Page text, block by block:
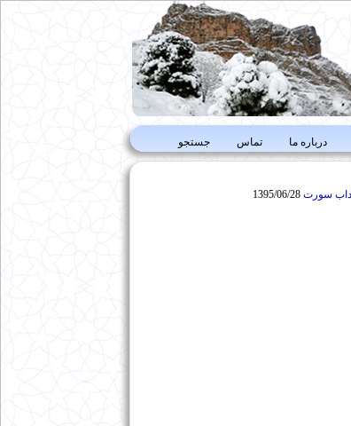
درباره ما تماس جستجو
سورت 1395/06/28